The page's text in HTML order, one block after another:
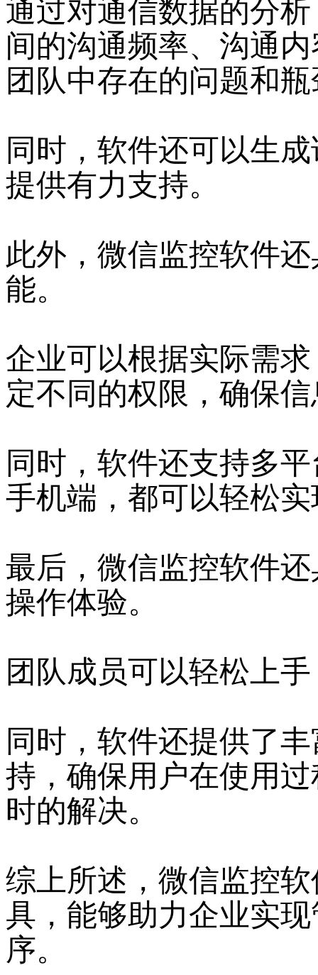
通过对通信数据的分
间的沟通频率、沟通
团队中存在的问题和
同时，软件还可以生
提供有力支持。
此外，微信监控软件
能。
企业可以根据实际需
定不同的权限，确保
同时，软件还支持多
手机端，都可以轻松
最后，微信监控软件
操作体验。
团队成员可以轻松上
同时，软件还提供了
持，确保用户在使用
时的解决。
综上所述，微信监控
具，能够助力企业实
序。